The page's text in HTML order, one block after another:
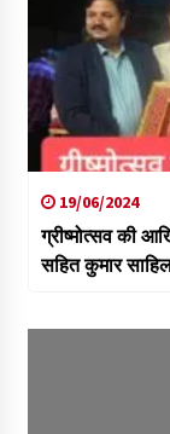
19/06/2024
ग्रीष्मोत्सव की
सहित कुमार